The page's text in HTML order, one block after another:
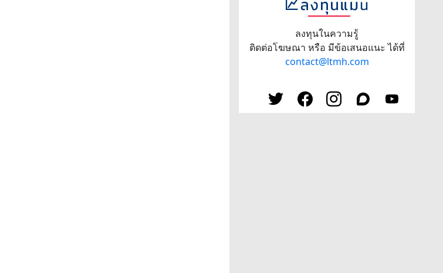
ลงทุนในความรู้
ติดต่อโฆษณา หรือ มีข้อเสนอแนะ ได้ที่
contact@ltmh.com